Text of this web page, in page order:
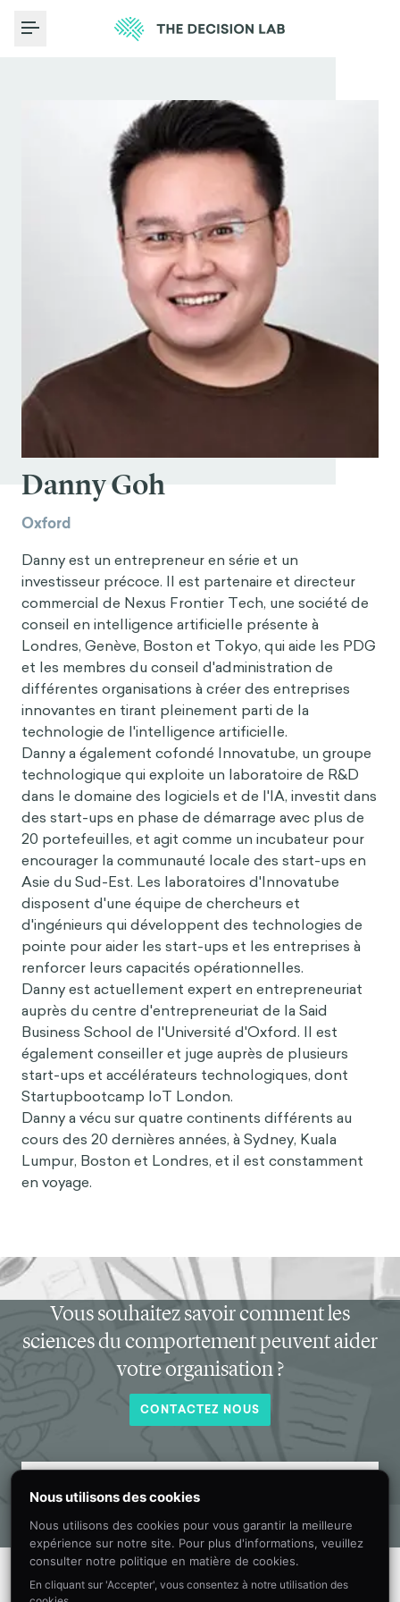
Toggle Menu
Danny Goh
Oxford
Danny est un entrepreneur en série et un
investisseur précoce. Il est partenaire et directeur
commercial de Nexus Frontier Tech, une société de
conseil en intelligence artificielle présente à
Londres, Genève, Boston et Tokyo, qui aide les PDG
et les membres du conseil d'administration de
différentes organisations à créer des entreprises
innovantes en tirant pleinement parti de la
technologie de l'intelligence artificielle.
Danny a également cofondé Innovatube, un groupe
technologique qui exploite un laboratoire de R&D
dans le domaine des logiciels et de l'IA, investit dans
des start-ups en phase de démarrage avec plus de
20 portefeuilles, et agit comme un incubateur pour
encourager la communauté locale des start-ups en
Asie du Sud-Est. Les laboratoires d'Innovatube
disposent d'une équipe de chercheurs et
d'ingénieurs qui développent des technologies de
pointe pour aider les start-ups et les entreprises à
renforcer leurs capacités opérationnelles.
Danny est actuellement expert en entrepreneuriat
auprès du centre d'entrepreneuriat de la Said
Business School de l'Université d'Oxford. Il est
également conseiller et juge auprès de plusieurs
start-ups et accélérateurs technologiques, dont
Startupbootcamp IoT London.
Danny a vécu sur quatre continents différents au
cours des 20 dernières années, à Sydney, Kuala
Lumpur, Boston et Londres, et il est constamment
en voyage.
Vous souhaitez savoir comment les
sciences du comportement peuvent aider
votre organisation ?
CONTACTEZ NOUS
Recevez chaque mois dans votre boîte
de réception de nouvelles informations
sur les sciences du comportement.
Nous utilisons des cookies
Nous utilisons des cookies pour vous garantir la meilleure
expérience sur notre site. Pour plus d'informations, veuillez
consulter notre politique en matière de cookies.
En cliquant sur 'Accepter', vous consentez à notre utilisation des